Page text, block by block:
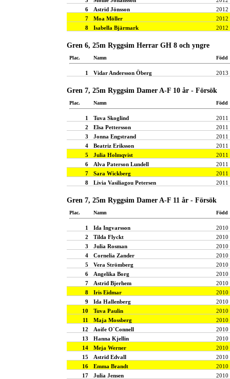
6
Astrid Jönsson
2012
7
Moa Möller
2012
8
Isabella Bjärmark 2012
Gren 6, 25m Ryggsim Herrar GH 8 och yngre
Plac. Namn Född
1 Vidar Andersson Öberg 2013
Gren 7, 25m Ryggsim Damer A-F 10 år - Försök
Plac. Namn Född
1 Tuva Skoglind
2011
2
Elsa Pettersson
2011
3
Jonna Engstrand
2011
4
Beatriz Eriksson
2011
5
Julia Holmqvist
2011
6
Alva Paterson Lundell
2011
7
Sara Wickberg
2011
8
Livia Vasiliagou Petersen 2011
Gren 7, 25m Ryggsim Damer A-F 11 år - Försök
Plac. Namn Född
1 Ida Ingvarsson
2010
2
Tilda Flyckt
2010
3
Julia Rosman
2010
4
Cornelia Zander
2010
5
Vera Strömberg
2010
6
Angelika Borg
2010
7
Astrid Bjerhem
2010
8
Iris Eidmar
2010
9
Ida Hallenberg
2010
10
Tuva Paulin
2010
11
Maja Mossberg
2010
12
Aoife O`Connell
2010
13
Hanna Kjellin
2010
14
Meja Werner
2010
15
Astrid Edvall
2010
16
Emma Brandt
2010
17
Julia Jensen
2010